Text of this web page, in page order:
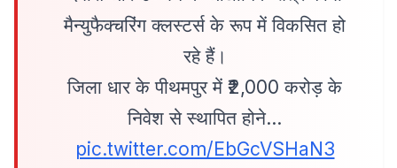
मैन्युफैक्चरिंग क्लस्टर्स के रूप में विकसित हो
रहे हैं।
जिला धार के पीथमपुर में ₹2,000 करोड़ के
निवेश से स्थापित होने…
pic.twitter.com/EbGcVSHaN3